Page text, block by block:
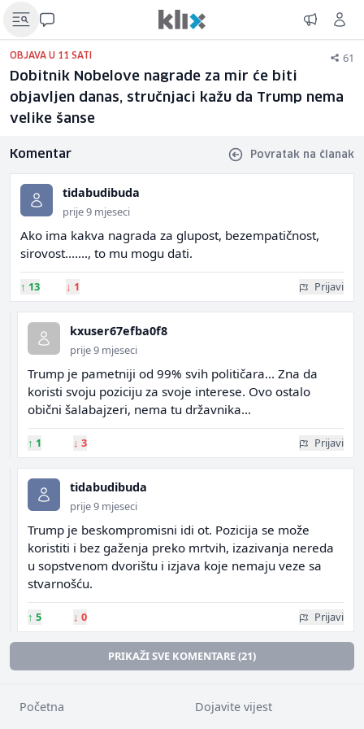
OBJAVA U 11 SATI 61
Dobitnik Nobelove nagrade za mir će biti
objavljen danas, stručnjaci kažu da Trump nema
velike šanse
Komentar Povratak na članak
tidabudibuda
prije 9 mjeseci
Ako ima kakva nagrada za glupost, bezempatičnost,
sirovost......., to mu mogu dati.
↑ 13 ↓ 1 Prijavi
kxuser67efba0f8
prije 9 mjeseci
Trump je pametniji od 99% svih političara... Zna da
koristi svoju poziciju za svoje interese. Ovo ostalo
obični šalabajzeri, nema tu državnika...
↑ 1 ↓ 3 Prijavi
tidabudibuda
prije 9 mjeseci
Trump je beskompromisni idi ot. Pozicija se može
koristiti i bez gaženja preko mrtvih, izazivanja nereda
u sopstvenom dvorištu i izjava koje nemaju veze sa
stvarnošću.
↑ 5 ↓ 0 Prijavi
PRIKAŽI SVE KOMENTARE (21)
Početna Dojavite vijest